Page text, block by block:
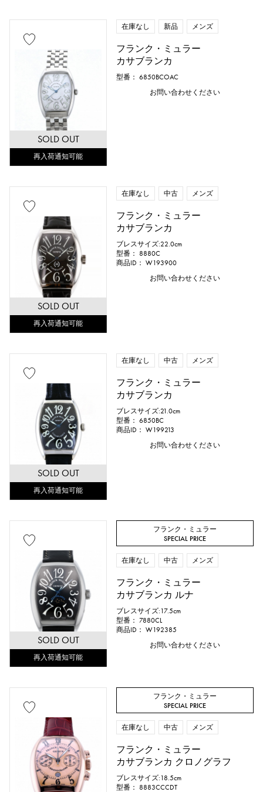
SOLD OUT
再入荷通知可能
在庫なし 新品 メンズ
フランク・ミュラー
カサブランカ
型番： 6850BCOAC
お問い合わせください
SOLD OUT
再入荷通知可能
在庫なし 中古 メンズ
フランク・ミュラー
カサブランカ
ブレスサイズ:22.0cm
型番： 8880C
商品ID： W193900
お問い合わせください
SOLD OUT
再入荷通知可能
在庫なし 中古 メンズ
フランク・ミュラー
カサブランカ
ブレスサイズ:21.0cm
型番： 6850BC
商品ID： W199213
お問い合わせください
SOLD OUT
再入荷通知可能
フランク・ミュラー
SPECIAL PRICE
在庫なし 中古 メンズ
フランク・ミュラー
カサブランカ ルナ
ブレスサイズ:17.5cm
型番： 7880CL
商品ID： W192385
お問い合わせください
フランク・ミュラー
SPECIAL PRICE
在庫なし 中古 メンズ
フランク・ミュラー
カサブランカ クロノグラフ
ブレスサイズ:18.5cm
型番： 8883CCCDT